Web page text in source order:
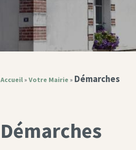
Accueil» Votre Mairie » Démarches
Démarches